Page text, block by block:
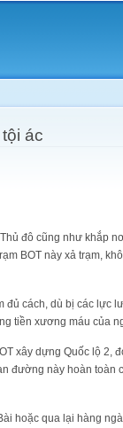
ác
đô cũng như khắp
BOT này xả trạm,
cách, dù bị các lực
tiền xương máu của
xây dựng Quốc lộ 2,
đường này hoàn toàn
hoặc qua lại hàng